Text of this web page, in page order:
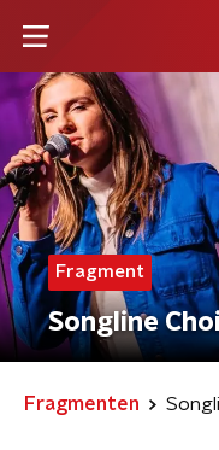
Fragment
Songline
Fragmenten